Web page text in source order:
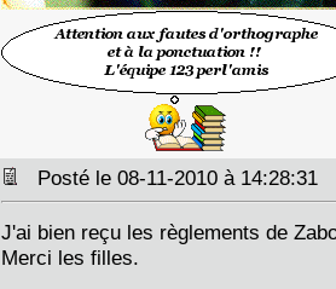
Posté le 08-11-2010 à 14:28:31
J'ai bien reçu les règlements de
Merci les filles.